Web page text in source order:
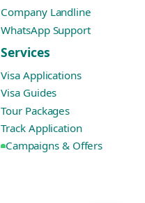
Company Landline
WhatsApp Support
Services
Visa Applications
Visa Guides
Tour Packages
Track Application
Campaigns & Offers